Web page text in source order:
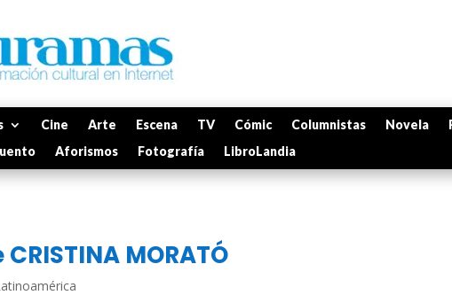
Cine Arte Escena TV Cómic Columnistas Novela
Aforismos Fotografía LibroLandia
MORATÓ